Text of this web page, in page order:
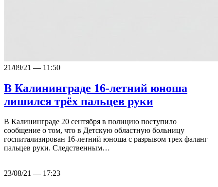
21/09/21 — 11:50
В Калининграде 16-летний юноша
лишился трёх пальцев руки
В Калининграде 20 сентября в полицию поступило
сообщение о том, что в Детскую областную больницу
госпитализирован 16-летний юноша с разрывом трех фаланг
пальцев руки. Следственным…
23/08/21 — 17:23